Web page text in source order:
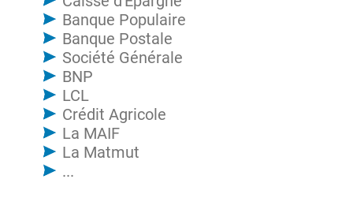
Banque Populaire
Banque Postale
Société Générale
BNP
LCL
Crédit Agricole
La MAIF
La Matmut
...